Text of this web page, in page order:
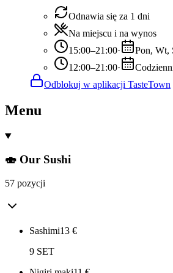
Odnawia się za 1 dni
Na miejscu i na wynos
15:00–21:00· Pon, Wt,
12:00–21:00·
Odblokuj w aplikacji TasteTown
Menu
🍣 Our Sushi
57 pozycji
Sashimi13 €
9 SET